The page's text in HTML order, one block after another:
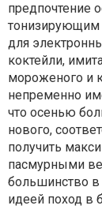
предпочтение
тонизирующим
для
коктейли,
мороженого и
непременно
что осенью
нового,
получить
пасмурными
большинство в
идеей поход в